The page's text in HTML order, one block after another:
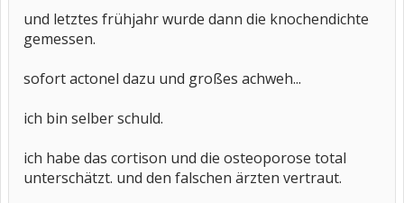
und letztes frühjahr wurde dann die knochendichte
gemessen.
sofort actonel dazu und großes achweh...
ich bin selber schuld.
ich habe das cortison und die osteoporose total
unterschätzt. und den falschen ärzten vertraut.